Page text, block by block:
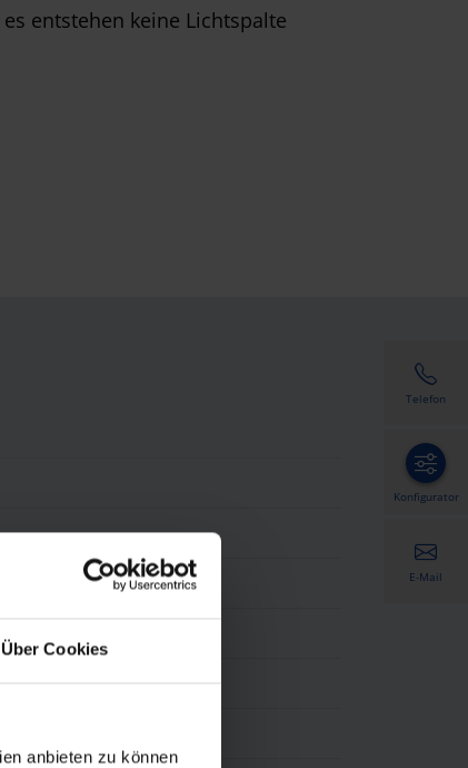
Über Cookies
anbieten zu können
entstehen keine Lichtspalte
- HWF Feinstruktur
Telefon
Konfigurator
E-Mail